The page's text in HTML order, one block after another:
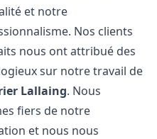
et notre
Nos clients
nous ont attribué des
sur notre travail de
Lallaing. Nous
fiers de notre
et nous nous